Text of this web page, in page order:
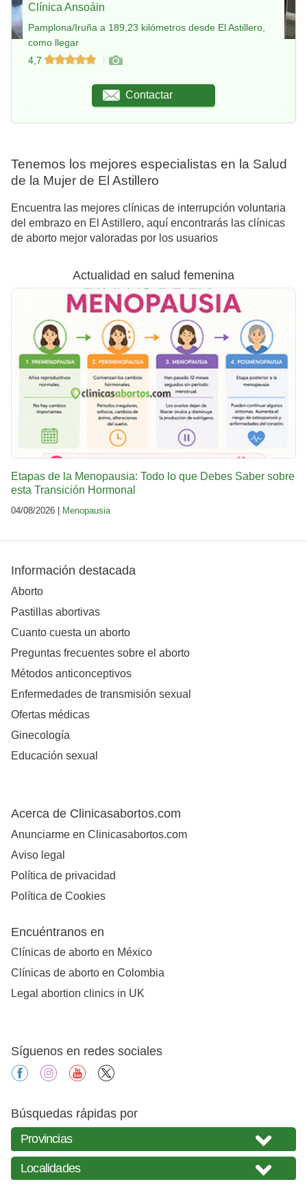
Clínica Ansoáin
Pamplona/Iruña a 189,23 kilómetros desde El Astillero,
como llegar
4,7
Contactar
Tenemos los mejores especialistas en la Salud
de la Mujer de El Astillero
Encuentra las mejores clínicas de interrupción voluntaria
del embrazo en El Astillero, aquí encontrarás las clínicas
de aborto mejor valoradas por los usuarios
Actualidad en salud femenina
Etapas de la Menopausia: Todo lo que Debes Saber sobre
esta Transición Hormonal
04/08/2026 | Menopausia
Información destacada
Aborto
Pastillas abortivas
Cuanto cuesta un aborto
Preguntas frecuentes sobre el aborto
Métodos anticonceptivos
Enfermedades de transmisión sexual
Ofertas médicas
Ginecología
Educación sexual
Acerca de Clinicasabortos.com
Anunciarme en Clinicasabortos.com
Aviso legal
Política de privacidad
Política de Cookies
Encuéntranos en
Clínicas de aborto en México
Clínicas de aborto en Colombia
Legal abortion clinics in UK
Síguenos en redes sociales
facebookinstagramyoutube
Búsquedas rápidas por